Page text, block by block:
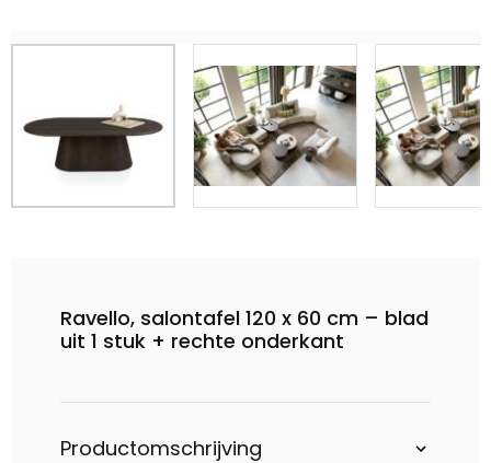
Ravello, salontafel 120 x 60 cm – blad
uit 1 stuk + rechte onderkant
Productomschrijving